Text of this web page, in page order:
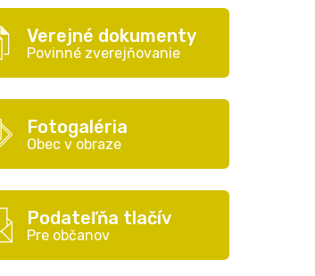
Verejné dokumenty
Povinné zverejňovanie
Fotogaléria
Obec v obraze
Podateľňa tlačív
Pre občanov